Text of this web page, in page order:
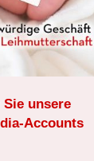
Sie unsere
Accounts